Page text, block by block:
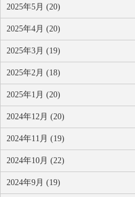
2025年5月 (20)
2025年4月 (20)
2025年3月 (19)
2025年2月 (18)
2025年1月 (20)
2024年12月 (20)
2024年11月 (19)
2024年10月 (22)
2024年9月 (19)